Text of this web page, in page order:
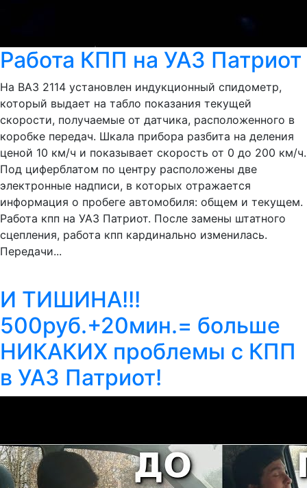
Работа КПП на УАЗ Патриот
На ВАЗ 2114 установлен индукционный спидометр,
который выдает на табло показания текущей
скорости, получаемые от датчика, расположенного в
коробке передач. Шкала прибора разбита на деления
ценой 10 км/ч и показывает скорость от 0 до 200 км/ч.
Под циферблатом по центру расположены две
электронные надписи, в которых отражается
информация о пробеге автомобиля: общем и текущем.
Работа кпп на УАЗ Патриот. После замены штатного
сцепления, работа кпп кардинально изменилась.
Передачи...
И ТИШИНА!!!
500руб.+20мин.= больше
НИКАКИХ проблемы с КПП
в УАЗ Патриот!